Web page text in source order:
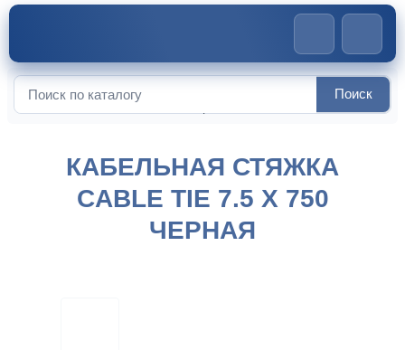
Искать:
Поиск
Главная
Кабельная
стяжка CABLE TIE 7.5 x 750 черная
КАБЕЛЬНАЯ СТЯЖКА
CABLE TIE 7.5 X 750
ЧЕРНАЯ